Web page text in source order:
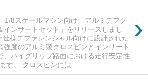
›
1/8スケールマシン向け「アルミデフク
インサートセット」をリリースしまし
仕様デファレンシャル向けに設計された
強度のアルミ製クロスピンとインサート
、ハイグリップ路面における走行安定性
す。 クロスピンには...